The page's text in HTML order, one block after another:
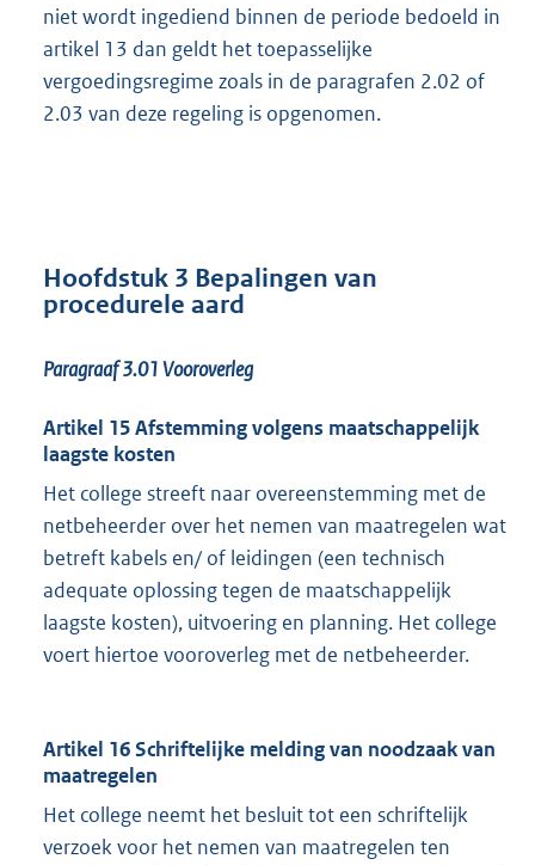
niet wordt ingediend binnen de periode bedoeld in
artikel 13 dan geldt het toepasselijke
vergoedingsregime zoals in de paragrafen 2.02 of
2.03 van deze regeling is opgenomen.
Hoofdstuk 3 Bepalingen van
procedurele aard
Paragraaf 3.01Vooroverleg
Artikel 15 Afstemming volgens maatschappelijk
laagste kosten
Het college streeft naar overeenstemming met de
netbeheerder over het nemen van maatregelen wat
betreft kabels en/ of leidingen (een technisch
adequate oplossing tegen de maatschappelijk
laagste kosten), uitvoering en planning. Het college
voert hiertoe vooroverleg met de netbeheerder.
Artikel 16 Schriftelijke melding van noodzaak van
maatregelen
Het college neemt het besluit tot een schriftelijk
verzoek voor het nemen van maatregelen ten